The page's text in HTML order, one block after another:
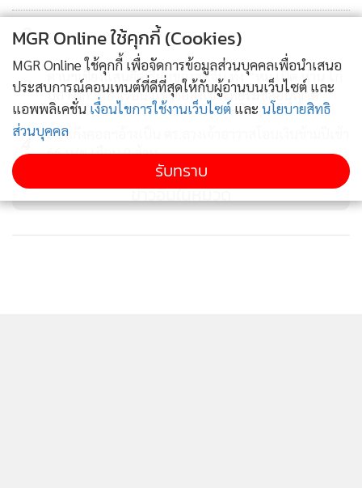
2
3
ด่านฯเชียงแสนยึดเรียบของสดจีน ทั้ง “หมู เป็ด ห่าน ไก่
ปลา ผัก”ล่องเรือน้ำโขงจ่อส่งเข้าไทยไม่ขออนุญาต
4
อึ้ง!แก๊งคอลฯอ้างเป็น ตร.ลวงเจ้าอาวาสโอนเงินข้ามปีเข้า
66 บ/ช เกือบ 9 ล้าน
ข่าวอื่นในหมวด
MGR Online ใช้คุกกี้ (Cookies)
MGR Online ใช้คุกกี้ เพื่อจัดการข้อมูลส่วนบุคคลเพื่อนำเสนอ
ประสบการณ์คอนเทนต์ที่ดีที่สุดให้กับผู้อ่านบนเว็บไซต์ และ
แอพพลิเคชั่น เงื่อนไขการใช้งานเว็บไซต์ และ นโยบายสิทธิ
ส่วนบุคคล
รับทราบ